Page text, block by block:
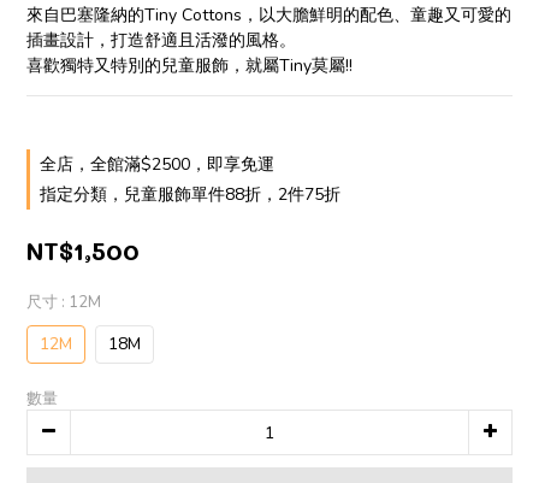
來自巴塞隆納的Tiny Cottons，以大膽鮮明的配色、童趣又可愛的
插畫設計，打造舒適且活潑的風格。
喜歡獨特又特別的兒童服飾，就屬Tiny莫屬!!
全店，全館滿$2500，即享免運
指定分類，兒童服飾單件88折，2件75折
NT$1,500
尺寸 : 12M
12M 18M
數量